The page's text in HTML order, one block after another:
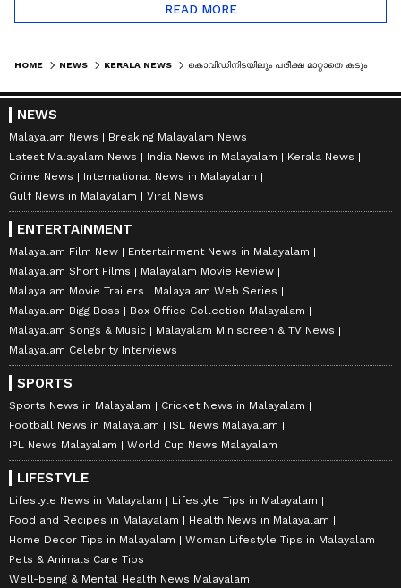
READ MORE
HOME NEWS KERALA NEWS കൊവിഡിനിടയിലും പരീക്ഷ മാറ്റാതെ കടുംപിടുത്തം; വിദ്യാർത്ഥികളെ വലച്ച് ആരോഗ്യ സർവകലാശാല
NEWS
Malayalam News
Breaking Malayalam News
Latest Malayalam News
India News in Malayalam
Kerala News
Crime News
International News in Malayalam
Gulf News in Malayalam
Viral News
ENTERTAINMENT
Malayalam Film New
Entertainment News in Malayalam
Malayalam Short Films
Malayalam Movie Review
Malayalam Movie Trailers
Malayalam Web Series
Malayalam Bigg Boss
Box Office Collection Malayalam
Malayalam Songs & Music
Malayalam Miniscreen & TV News
Malayalam Celebrity Interviews
SPORTS
Sports News in Malayalam
Cricket News in Malayalam
Football News in Malayalam
ISL News Malayalam
IPL News Malayalam
World Cup News Malayalam
LIFESTYLE
Lifestyle News in Malayalam
Lifestyle Tips in Malayalam
Food and Recipes in Malayalam
Health News in Malayalam
Home Decor Tips in Malayalam
Woman Lifestyle Tips in Malayalam
Pets & Animals Care Tips
Well-being & Mental Health News Malayalam